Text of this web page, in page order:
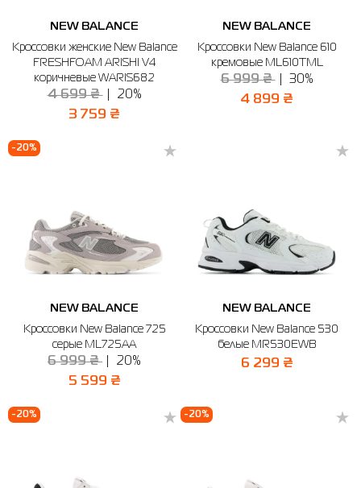
NEW BALANCE
Кроссовки женские New Balance
FRESHFOAM ARISHI V4
коричневые WARIS682
4 699 ₴ 20%
3 759 ₴
NEW BALANCE
Кроссовки New Balance 610
кремовые ML610TML
6 999 ₴ 30%
4 899 ₴
-20%
NEW BALANCE
Кроссовки New Balance 725
серые ML725AA
6 999 ₴ 20%
5 599 ₴
NEW BALANCE
Кроссовки New Balance 530
белые MR530EWB
6 299 ₴
-20% -20%